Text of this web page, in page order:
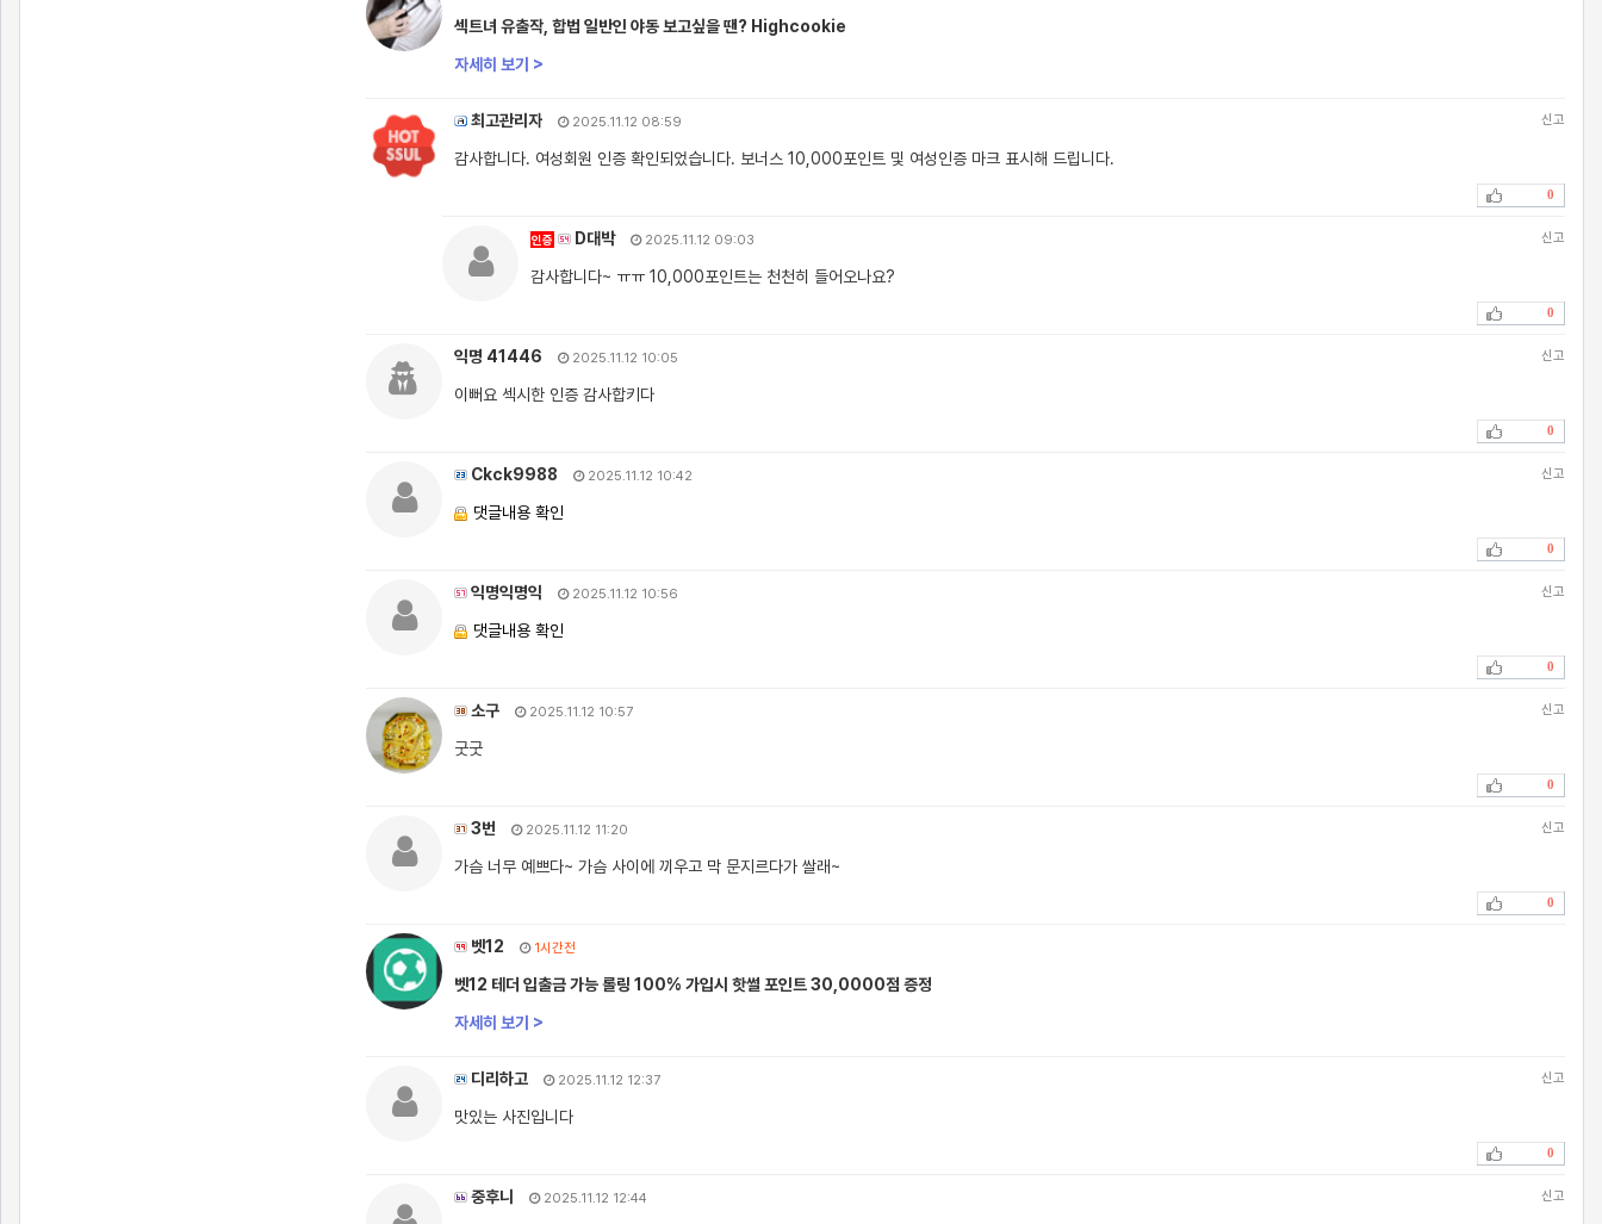
섹트녀 유출작, 합법 일반인 야동 보고싶을 땐? Highcookie
자세히 보기 >
최고관리자 2025.11.12 08:59 신고
감사합니다. 여성회원 인증 확인되었습니다. 보너스 10,000포인트 및 여성인증 마크 표시해 드립니다.
0
인증 D대박 2025.11.12 09:03 신고
감사합니다~ ㅠㅠ 10,000포인트는 천천히 들어오나요?
0
익명 41446 2025.11.12 10:05 신고
이뻐요 섹시한 인증 감사합키다
0
Ckck9988 2025.11.12 10:42 신고
댓글내용 확인
0
익명익명익 2025.11.12 10:56 신고
댓글내용 확인
0
소구 2025.11.12 10:57 신고
굿굿
0
3번 2025.11.12 11:20 신고
가슴 너무 예쁘다~ 가슴 사이에 끼우고 막 문지르다가 쌀래~
0
벳12 1시간전
벳12 테더 입출금 가능 롤링 100% 가입시 핫썰 포인트 30,0000점 증정
자세히 보기 >
디리하고 2025.11.12 12:37 신고
맛있는 사진입니다
0
중후니 2025.11.12 12:44 신고